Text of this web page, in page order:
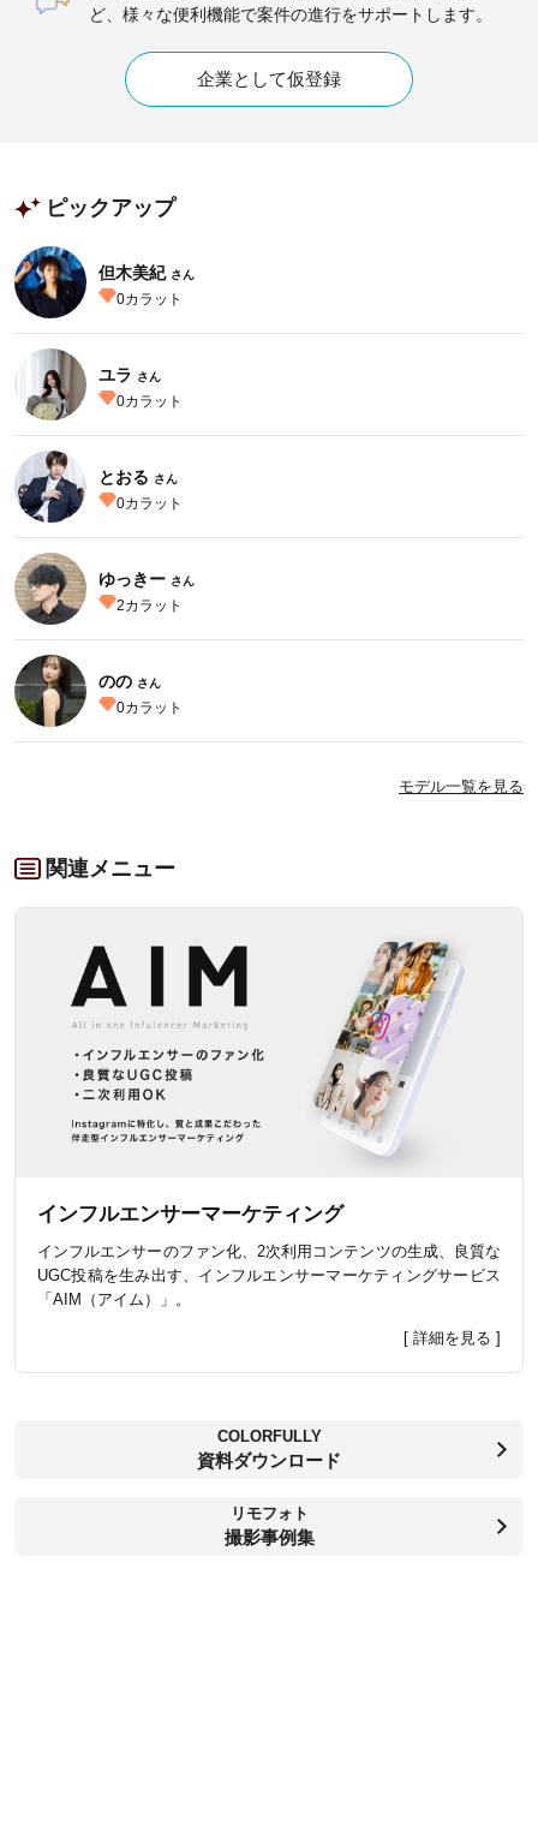
ど、様々な便利機能で案件の進行をサポートします。
企業として仮登録
ピックアップ
但木美紀 さん
0カラット
ユラ さん
0カラット
とおる さん
0カラット
ゆっきー さん
2カラット
のの さん
0カラット
モデル一覧を見る
関連メニュー
インフルエンサーマーケティング
インフルエンサーのファン化、2次利用コンテンツの生成、良質な
UGC投稿を生み出す、インフルエンサーマーケティングサービス
「AIM（アイム）」。
[ 詳細を見る ]
COLORFULLY
資料ダウンロード
リモフォト
撮影事例集